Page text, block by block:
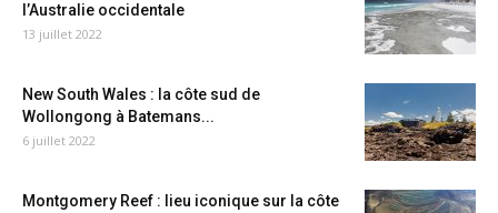
l’Australie occidentale
13 juillet 2022
New South Wales : la côte sud de
Wollongong à Batemans...
6 juillet 2022
Montgomery Reef : lieu iconique sur la côte